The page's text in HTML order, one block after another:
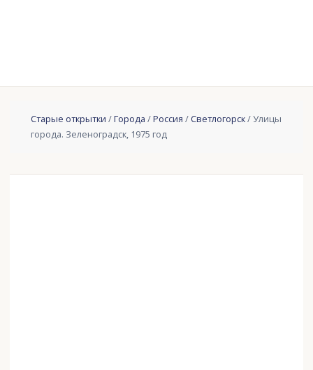
Старые открытки /Города /Россия /Светлогорск/ Улицы
города. Зеленоградск, 1975 год